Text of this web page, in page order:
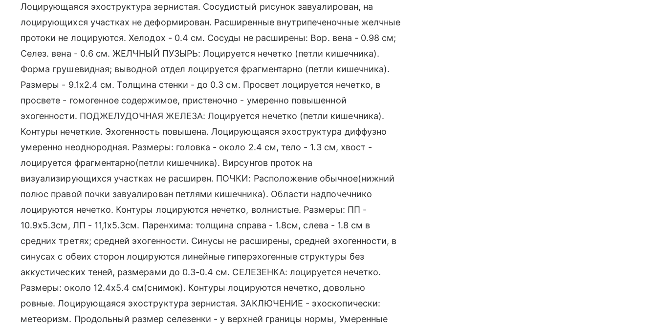
Лоцирующаяся эхоструктура зернистая. Сосудистый рисунок завуалирован, на
лоцирующихся участках не деформирован. Расширенные внутрипеченочные желчные
протоки не лоцируются. Хелодох - 0.4 см. Сосуды не расширены: Вор. вена - 0.98 см;
Селез. вена - 0.6 см. ЖЕЛЧНЫЙ ПУЗЫРЬ: Лоцируется нечетко (петли кишечника).
Форма грушевидная; выводной отдел лоцируется фрагментарно (петли кишечника).
Размеры - 9.1х2.4 см. Толщина стенки - до 0.3 см. Просвет лоцируется нечетко, в
просвете - гомогенное содержимое, пристеночно - умеренно повышенной
эхогенности. ПОДЖЕЛУДОЧНАЯ ЖЕЛЕЗА: Лоцируется нечетко (петли кишечника).
Контуры нечеткие. Эхогенность повышена. Лоцирующаяся эхоструктура диффузно
умеренно неоднородная. Размеры: головка - около 2.4 см, тело - 1.3 см, хвост -
лоцируется фрагментарно(петли кишечника). Вирсунгов проток на
визуализирующихся участках не расширен. ПОЧКИ: Расположение обычное(нижний
полюс правой почки завуалирован петлями кишечника). Области надпочечнико
лоцируются нечетко. Контуры лоцируются нечетко, волнистые. Размеры: ПП -
10.9х5.3см, ЛП - 11,1х5.3см. Паренхима: толщина справа - 1.8см, слева - 1.8 см в
средних третях; средней эхогенности. Синусы не расширены, средней эхогенности, в
синусах с обеих сторон лоцируются линейные гиперэхогенные структуры без
аккустических теней, размерами до 0.3-0.4 см. СЕЛЕЗЕНКА: лоцируется нечетко.
Размеры: около 12.4х5.4 см(снимок). Контуры лоцируются нечетко, довольно
ровные. Лоцирующаяся эхоструктура зернистая. ЗАКЛЮЧЕНИЕ - эхоскопически:
метеоризм. Продольный размер селезенки - у верхней границы нормы, Умеренные